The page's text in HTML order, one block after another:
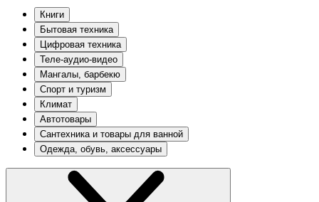
Книги
Бытовая техника
Цифровая техника
Теле-аудио-видео
Мангалы, барбекю
Спорт и туризм
Климат
Автотовары
Сантехника и товары для ванной
Одежда, обувь, аксессуары